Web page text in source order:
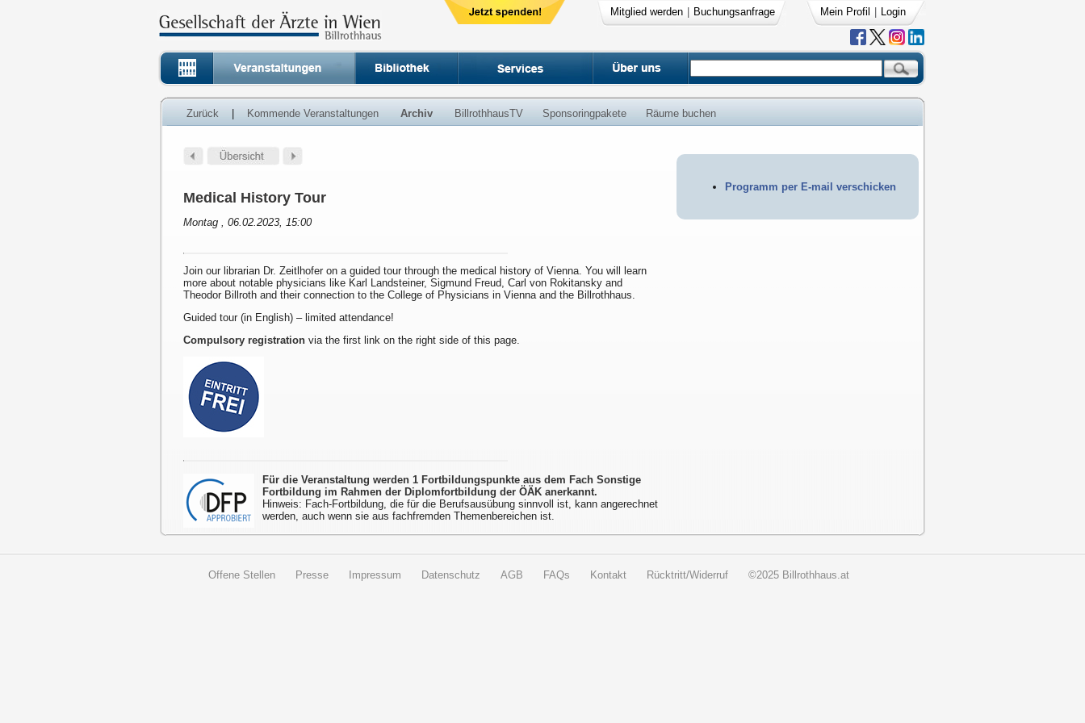
Mitglied werden Buchungsanfrage Mein Profil Login
Zurück Kommende Veranstaltungen Archiv BillrothhausTV Sponsoringpakete Räume buchen
Programm per E-mail verschicken
Medical History Tour
Montag , 06.02.2023, 15:00
Join our librarian Dr. Zeitlhofer on a guided tour through the medical history of Vienna. You will learn
more about notable physicians like Karl Landsteiner, Sigmund Freud, Carl von Rokitansky and
Theodor Billroth and their connection to the College of Physicians in Vienna and the Billrothhaus.
Guided tour (in English) – limited attendance!
Compulsory registration via the first link on the right side of this page.
Für die Veranstaltung werden 1 Fortbildungspunkte aus dem Fach Sonstige
Fortbildung im Rahmen der Diplomfortbildung der ÖÄK anerkannt.
Hinweis: Fach-Fortbildung, die für die Berufsausübung sinnvoll ist, kann angerechnet
werden, auch wenn sie aus fachfremden Themenbereichen ist.
Offene Stellen Presse Impressum Datenschutz AGB FAQs Kontakt Rücktritt/Widerruf ©2025 Billrothhaus.at